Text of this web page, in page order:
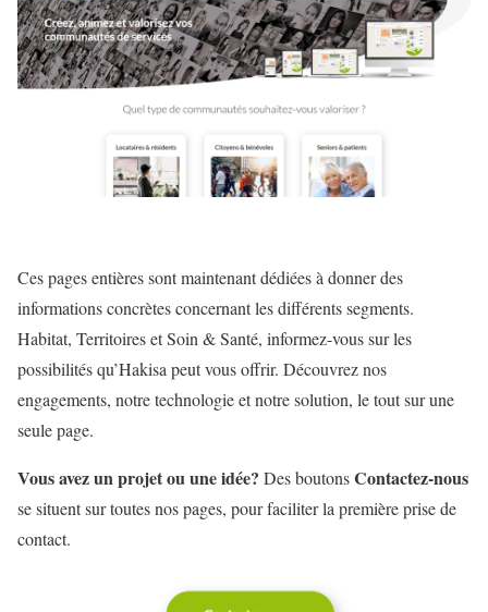
Ces pages entières sont maintenant dédiées à donner des
informations concrètes concernant les différents segments.
Habitat, Territoires et Soin & Santé, informez-vous sur les
possibilités qu’Hakisa peut vous offrir. Découvrez nos
engagements, notre technologie et notre solution, le tout sur une
seule page.
Vous avez un projet ou une idée? Des boutonsContactez-nous
se situent sur toutes nos pages, pour faciliter la première prise de
contact.